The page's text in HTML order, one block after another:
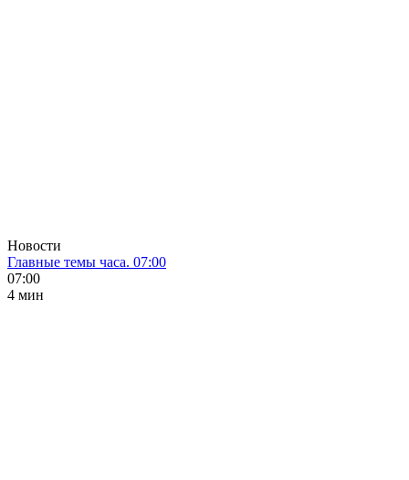
Новости
Главные темы часа. 07:00
07:00
4 мин